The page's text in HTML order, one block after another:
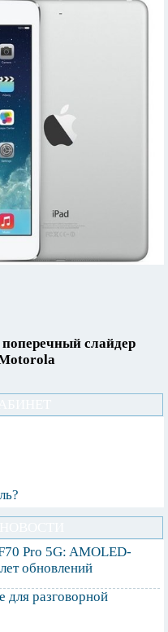
слайдер
Pro 5G: AMOLED-
обновлений
для разговорной